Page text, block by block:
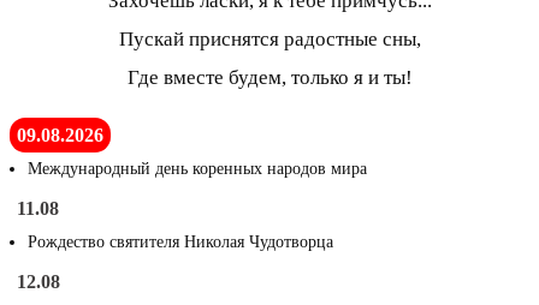
Пускай приснятся радостные сны,
Где вместе будем, только я и ты!
09.08.2026
Международный день коренных народов мира
11.08
Рождество святителя Николая Чудотворца
12.08